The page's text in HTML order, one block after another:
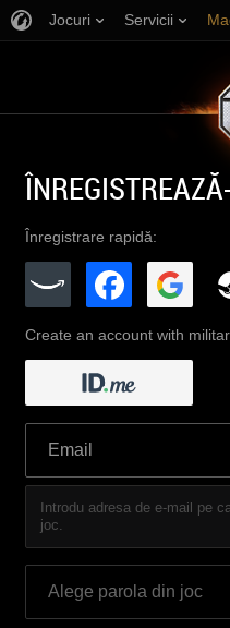
Jocuri Servicii
Înregistrare rapidă:
Create an account with
Introdu adresa de e-mail pe
joc.